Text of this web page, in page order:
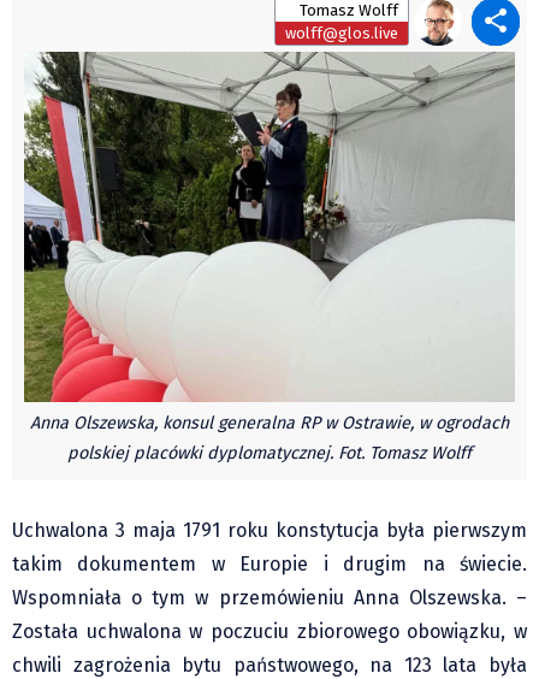
Všeobecné obchodní podmínky
Wiadomości
Region
Czechy
Polska
Świat
Kongres Polaków
Sejmiki Gminne 2024
PZKO
Placówki dyplomatyczne w CZ
English Voice
Kultura
Recenzje
Wydarzenia
Publicystyka
Zdaniem...
Tomasz Wolff
wolff@glos.live
Anna Olszewska, konsul generalna RP w Ostrawie, w ogrodach
polskiej placówki dyplomatycznej. Fot. Tomasz Wolff
Uchwalona 3 maja 1791 roku konstytucja była pierwszym
takim dokumentem w Europie i drugim na świecie.
Wspomniała o tym w przemówieniu Anna Olszewska. –
Została uchwalona w poczuciu zbiorowego obowiązku, w
chwili zagrożenia bytu państwowego, na 123 lata była